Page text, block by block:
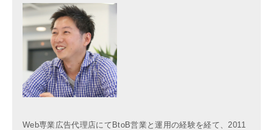
Web専業広告代理店にてBtoB営業と運用の経験を経て、2011